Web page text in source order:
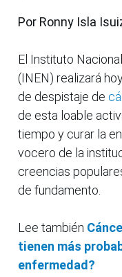
Por Ronny Isla
El Instituto
(INEN) realizará
de despistaje de
de esta loable
tiempo y curar la
vocero de la
creencias
de fundamento.
Lee también
tienen más
enfermedad?